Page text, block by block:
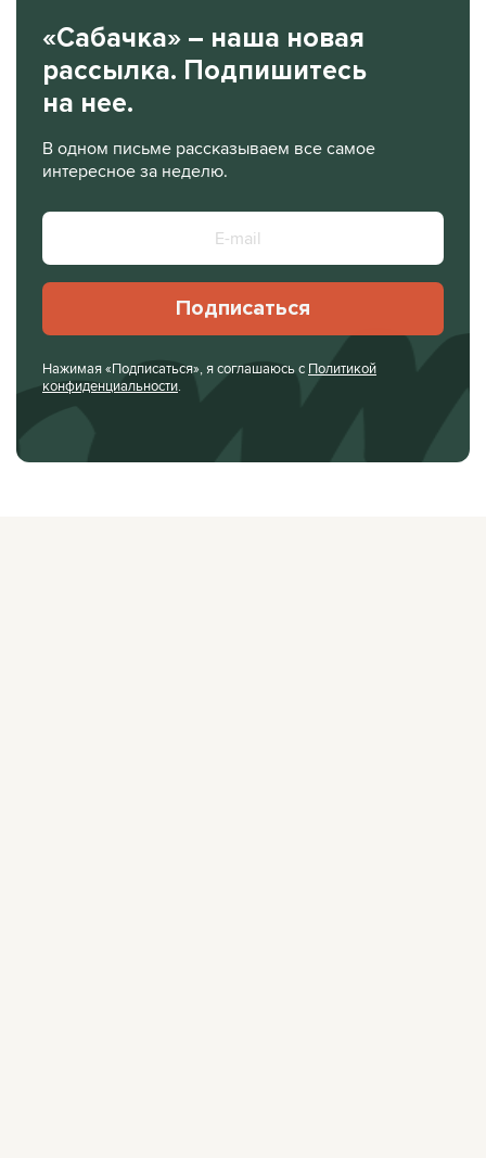
«Сабачка» – наша новая
рассылка. Подпишитесь
на нее.
В одном письме рассказываем все самое
интересное за неделю.
Подписаться
Нажимая «Подписаться», я соглашаюсь с Политикой
конфиденциальности.